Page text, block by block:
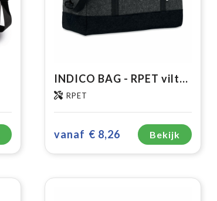
INDICO BAG - RPET vilten weekendtas
RPET
vanaf € 8,26 Bekijk